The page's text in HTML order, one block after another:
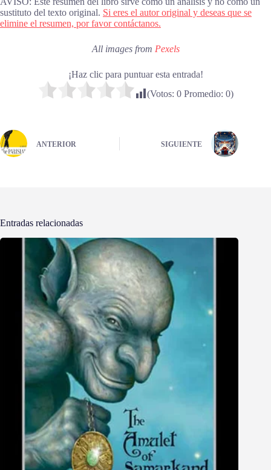
sustituto del texto original. Si eres el autor original y deseas que se
elimine el resumen, por favor contáctanos.
All images from Pexels
¡Haz clic para puntuar esta entrada!
(Votos: 0Promedio: 0)
ANTERIOR SIGUIENTE
Entradas relacionadas